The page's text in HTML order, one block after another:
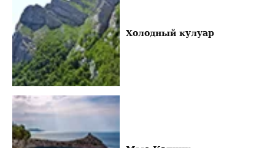
Холодный кулуар